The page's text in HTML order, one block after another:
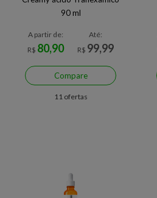
90 ml
A partir de:
R$ 80,90
Até:
R$ 99,99
Compare
11 ofertas